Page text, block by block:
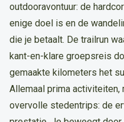
outdooravontuur: de
enige doel is en de
die je betaalt. De trailrun
kant-en-klare groepsreis
gemaakte kilometers het
Allemaal prima
overvolle stedentrips: de